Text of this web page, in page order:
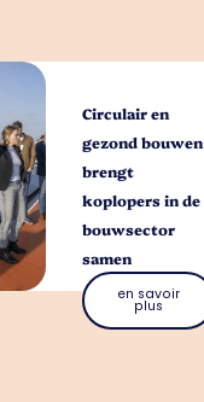
Circulair en
gezond bouwen
brengt
koplopers in de
bouwsector
samen
en savoir
plus